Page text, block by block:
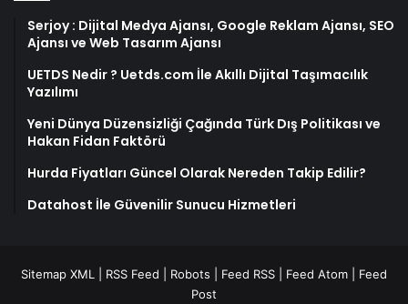
Serjoy : Dijital Medya Ajansı, Google Reklam Ajansı, SEO
Ajansı ve Web Tasarım Ajansı
UETDS Nedir ? Uetds.com İle Akıllı Dijital Taşımacılık
Yazılımı
Yeni Dünya Düzensizliği Çağında Türk Dış Politikası ve
Hakan Fidan Faktörü
Hurda Fiyatları Güncel Olarak Nereden Takip Edilir?
Datahost İle Güvenilir Sunucu Hizmetleri
Sitemap XML RSS Feed Robots Feed RSS Feed Atom
Feed
Post